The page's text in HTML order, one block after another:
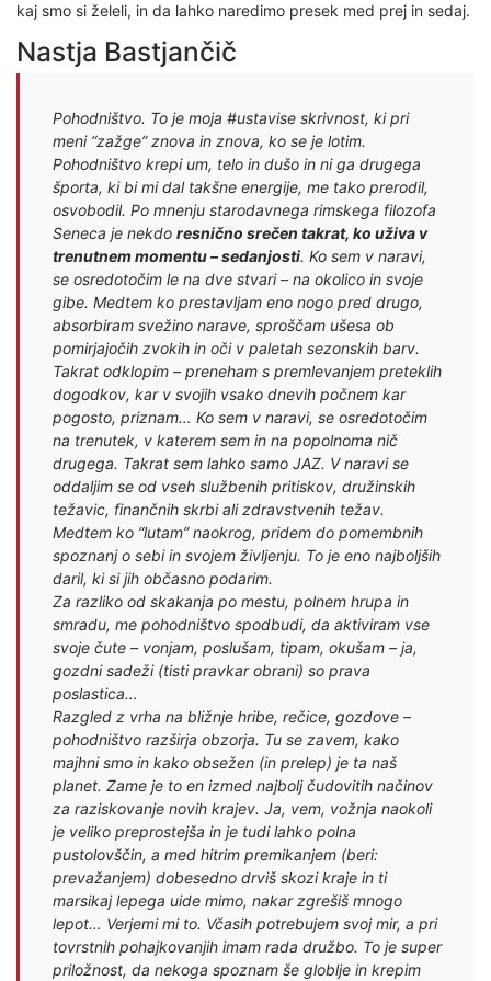
kaj smo si želeli, in da lahko naredimo presek med prej in sedaj.
Nastja Bastjančič
Pohodništvo. To je moja #ustavise skrivnost, ki pri
meni “zažge” znova in znova, ko se je lotim.
Pohodništvo krepi um, telo in dušo in ni ga drugega
športa, ki bi mi dal takšne energije, me tako prerodil,
osvobodil. Po mnenju starodavnega rimskega filozofa
Seneca je nekdo resnično srečen takrat, ko uživa v
trenutnem momentu – sedanjosti. Ko sem v naravi,
se osredotočim le na dve stvari – na okolico in svoje
gibe. Medtem ko prestavljam eno nogo pred drugo,
absorbiram svežino narave, sproščam ušesa ob
pomirjajočih zvokih in oči v paletah sezonskih barv.
Takrat odklopim – preneham s premlevanjem preteklih
dogodkov, kar v svojih vsako dnevih počnem kar
pogosto, priznam… Ko sem v naravi, se osredotočim
na trenutek, v katerem sem in na popolnoma nič
drugega. Takrat sem lahko samo JAZ. V naravi se
oddaljim se od vseh službenih pritiskov, družinskih
težavic, finančnih skrbi ali zdravstvenih težav.
Medtem ko “lutam” naokrog, pridem do pomembnih
spoznanj o sebi in svojem življenju. To je eno najboljših
daril, ki si jih občasno podarim.
Za razliko od skakanja po mestu, polnem hrupa in
smradu, me pohodništvo spodbudi, da aktiviram vse
svoje čute – vonjam, poslušam, tipam, okušam – ja,
gozdni sadeži (tisti pravkar obrani) so prava
poslastica…
Razgled z vrha na bližnje hribe, rečice, gozdove –
pohodništvo razširja obzorja. Tu se zavem, kako
majhni smo in kako obsežen (in prelep) je ta naš
planet. Zame je to en izmed najbolj čudovitih načinov
za raziskovanje novih krajev. Ja, vem, vožnja naokoli
je veliko preprostejša in je tudi lahko polna
pustolovščin, a med hitrim premikanjem (beri:
prevažanjem) dobesedno drviš skozi kraje in ti
marsikaj lepega uide mimo, nakar zgrešiš mnogo
lepot… Verjemi mi to. Včasih potrebujem svoj mir, a pri
tovrstnih pohajkovanjih imam rada družbo. To je super
priložnost, da nekoga spoznam še globlje in krepim